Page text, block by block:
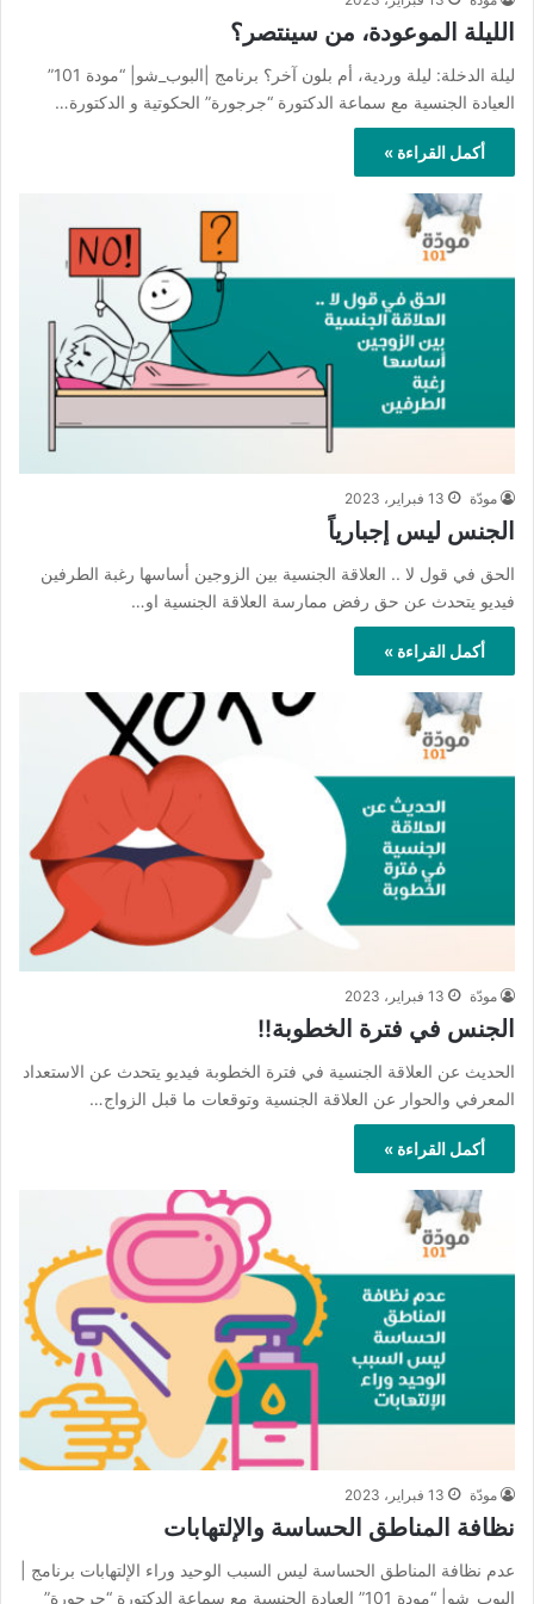
الليلة الموعودة، من سينتصر؟
ليلة الدخلة: ليلة وردية، أم بلون آخر؟ برنامج |البوب_شو| “مودة 101”
العيادة الجنسية مع سماعة الدكتورة “جرجورة” الحكوتية و الدكتورة…
أكمل القراءة »
مودّة 13 فبراير، 2023
الجنس ليس إجبارياً
الحق في قول لا .. العلاقة الجنسية بين الزوجين أساسها رغبة الطرفين
فيديو يتحدث عن حق رفض ممارسة العلاقة الجنسية او…
أكمل القراءة »
مودّة 13 فبراير، 2023
الجنس في فترة الخطوبة!!
الحديث عن العلاقة الجنسية في فترة الخطوبة فيديو يتحدث عن الاستعداد
المعرفي والحوار عن العلاقة الجنسية وتوقعات ما قبل الزواج…
أكمل القراءة »
مودّة 13 فبراير، 2023
نظافة المناطق الحساسة والإلتهابات
عدم نظافة المناطق الحساسة ليس السبب الوحيد وراء الإلتهابات برنامج |
البوب_شو| “مودة 101” العيادة الجنسية مع سماعة الدكتورة “جرجورة”